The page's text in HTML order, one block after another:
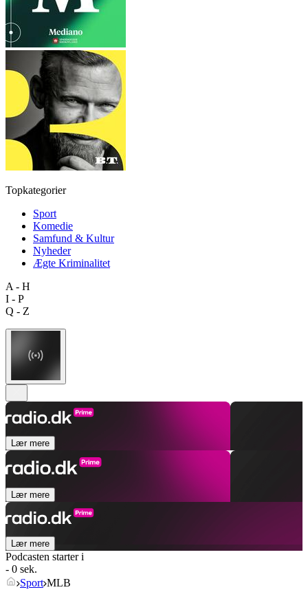
Topkategorier
Sport
Komedie
Samfund & Kultur
Nyheder
Ægte Kriminalitet
A - H
I - P
Q - Z
Lær mere
Lær mere
Lær mere
Podcasten starter i
- 0 sek.
Sport MLB